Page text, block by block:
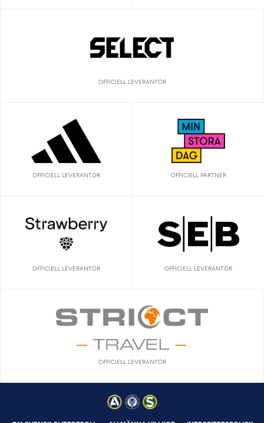
OFFICIELL LEVERANTÖR
OFFICIELL LEVERANTÖR OFFICIELL PARTNER
OFFICIELL LEVERANTÖR OFFICIELL LEVERANTÖR
OFFICIELL LEVERANTÖR